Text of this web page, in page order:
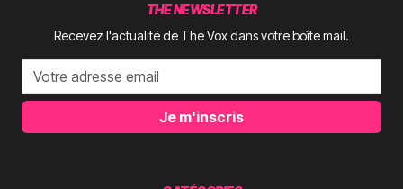
THE NEWSLETTER
Recevez l'actualité de The Vox dans votre boîte mail.
Je m'inscris